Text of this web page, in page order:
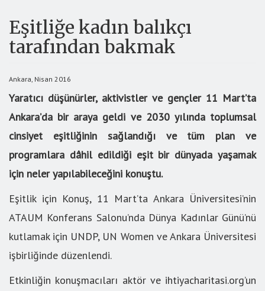
Eşitliğe kadın balıkçı
tarafından bakmak
Ankara, Nisan 2016
Yaratıcı düşünürler, aktivistler ve gençler 11 Mart’ta
Ankara’da bir araya geldi ve 2030 yılında toplumsal
cinsiyet eşitliğinin sağlandığı ve tüm plan ve
programlara dâhil edildiği eşit bir dünyada yaşamak
için neler yapılabileceğini konuştu.
Eşitlik için Konuş, 11 Mart’ta Ankara Üniversitesi’nin
ATAUM Konferans Salonu’nda Dünya Kadınlar Günü’nü
kutlamak için UNDP, UN Women ve Ankara Üniversitesi
işbirliğinde düzenlendi.
Etkinliğin konuşmacıları aktör ve ihtiyacharitasi.org’un